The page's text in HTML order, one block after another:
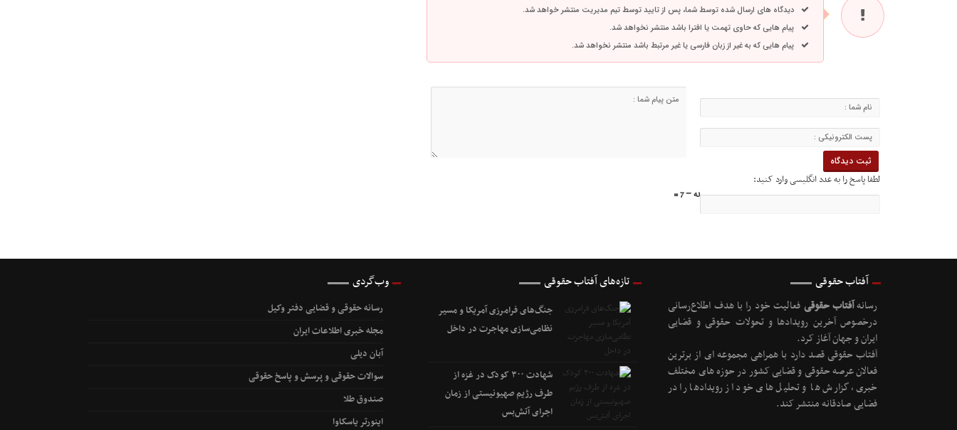
دیدگاه های ارسال شده توسط شما، پس از تایید توسط تیم مدیریت منتشر خواهد شد.
پیام هایی که حاوی تهمت یا افترا باشد منتشر نخواهد شد.
پیام هایی که به غیر از زبان فارسی یا غیر مرتبط باشد منتشر نخواهد شد.
لطفا پاسخ را به عدد انگلیسی وارد کنید:
نه − 7 =
آفتاب حقوقی
رسانهآفتاب حقوقی فعالیت خود را با هدف اطلاع‌رسانی
درخصوص آخرین رویدادها و تحولات حقوقی و قضایی
ایران و جهان آغاز کرد.
آفتاب حقوقی قصد دارد با همراهی مجموعه ای از برترین
فعالان عرصه حقوقی و قضایی کشور در حوزه های مختلف
خبری، گزارش ها و تحلیل های خود از رویدادها را در
فضایی صادقانه منتشر کند.
تازه‌های آفتاب حقوقی
جنگ‌های فرامرزی آمریکا و مسیر
نظامی‌سازی مهاجرت در داخل
شهادت ۳۰۰ کودک در غزه از
طرف رژیم صهیونیستی از زمان
اجرای آتش‌بس
وب‌گردی
رسانه حقوقی و قضایی دفتر وکیل
مجله خبری اطلاعات ایران
آبان دیلی
سوالات حقوقی و پرسش و پاسخ حقوقی
صندوق طلا
اینورتر یاسکاوا